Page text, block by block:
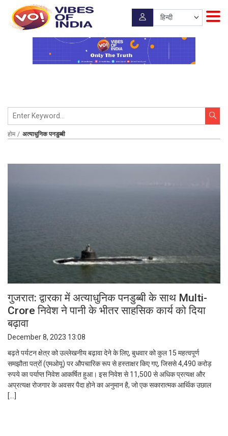
होम अत्याधुनिक पनडुब्बी
गुजरात: द्वारका में अत्याधुनिक पनडुब्बी के साथ Multi-
Crore निवेश ने पानी के भीतर साहसिक कार्य को दिया
बढ़ावा
December 8, 2023 13:08
बढ़ते पर्यटन क्षेत्र को उल्लेखनीय बढ़ावा देने के लिए, बुधवार को कुल 15 महत्वपूर्ण
समझौता पत्रों (एमओयू) पर औपचारिक रूप से हस्ताक्षर किए गए, जिससे 4,490 करोड़
रुपये का पर्याप्त निवेश आकर्षित हुआ। इस निवेश से 11,500 से अधिक प्रत्यक्ष और
अप्रत्यक्ष रोजगार के अवसर पैदा होने का अनुमान है, जो एक सकारात्मक आर्थिक उछाल
[…]